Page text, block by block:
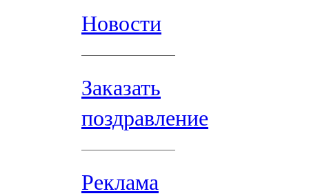
Новости
Заказать
поздравление
Реклама